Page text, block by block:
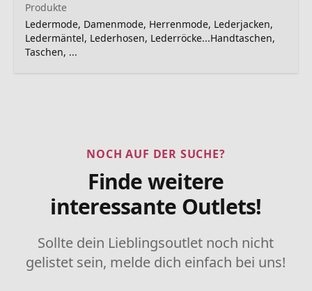
Produkte
Ledermode, Damenmode, Herrenmode, Lederjacken,
Ledermäntel, Lederhosen, Lederröcke...Handtaschen,
Taschen, ...
NOCH AUF DER SUCHE?
Finde weitere
interessante Outlets!
Sollte dein Lieblingsoutlet noch nicht
gelistet sein, melde dich einfach bei uns!